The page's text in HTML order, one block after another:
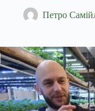
Петро